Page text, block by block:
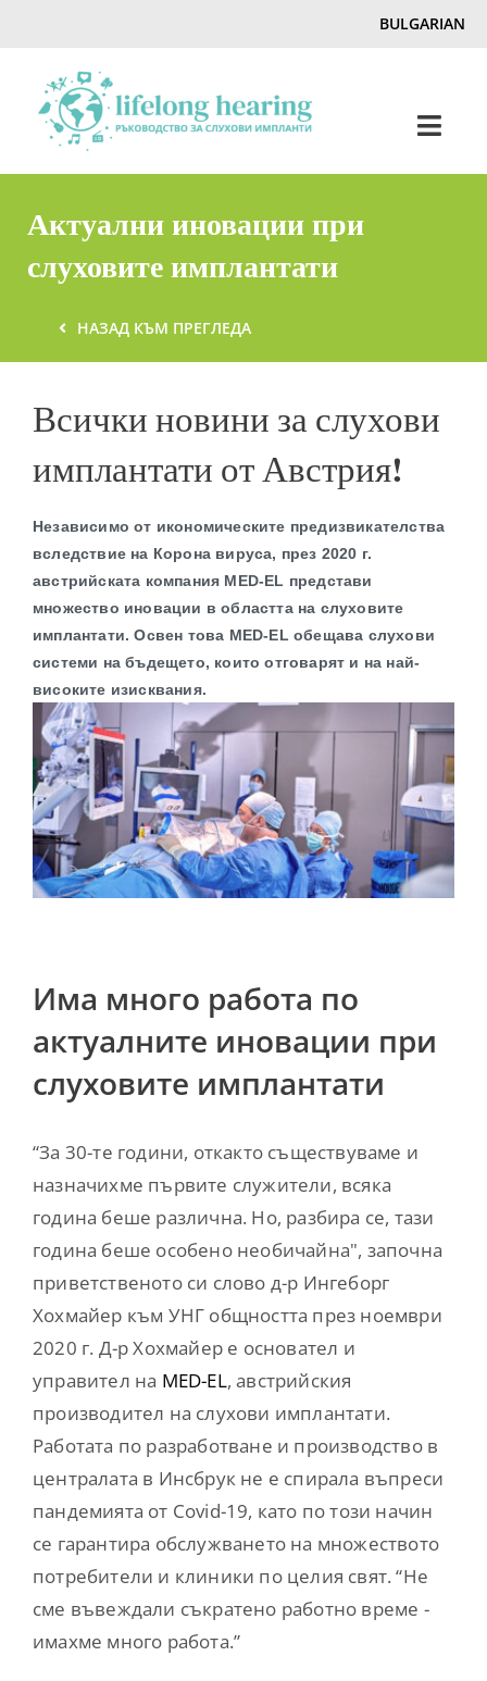
content
BULGARIAN
Home
Слух & Загуба на слуха
Hearing Ambassadors
Актуални иновации при
слуховите имплантати
НАЗАД КЪМ ПРЕГЛЕДА
Всички новини за слухови
имплантати от Австрия!
Независимо от икономическите предизвикателства
вследствие на Корона вируса, през 2020 г.
австрийската компания MED-EL представи
множество иновации в областта на слуховите
имплантати.Освен това MED-EL обещава слухови
системи на бъдещето, които отговарят и на най-
високите изисквания.
Има много работа по
актуалните иновации при
слуховите имплантати
“За 30-те години, откакто съществуваме и
назначихме първите служители, всяка
година беше различна. Но, разбира се, тази
година беше особено необичайна", започна
приветственото си слово д-р Ингеборг
Хохмайер към УНГ общността през ноември
2020 г. Д-р Хохмайер е основател и
управител на MED-EL, австрийския
производител на слухови имплантати.
Работата по разработване и производство в
централата в Инсбрук не е спирала въпреси
пандемията от Covid-19, като по този начин
се гарантира обслужването на множеството
потребители и клиники по целия свят. “Не
сме въвеждали съкратено работно време -
имахме много работа.”